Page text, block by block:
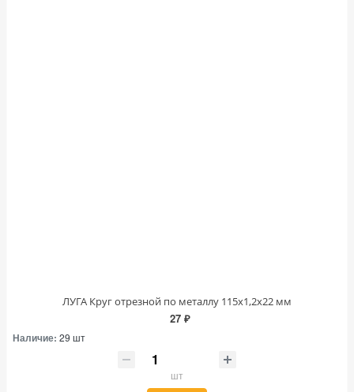
ЛУГА Круг отрезной по металлу 115х1,2х22 мм
27 ₽
Наличие: 29 шт
шт